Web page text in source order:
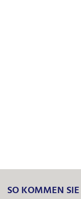
SO KOMMEN